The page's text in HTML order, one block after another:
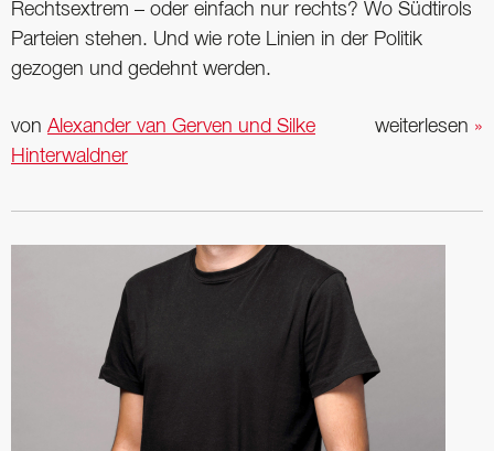
Rechtsextrem – oder einfach nur rechts? Wo Südtirols
Parteien stehen. Und wie rote Linien in der Politik
gezogen und gedehnt werden.
weiterlesen »
von Alexander van Gerven und Silke
Hinterwaldner